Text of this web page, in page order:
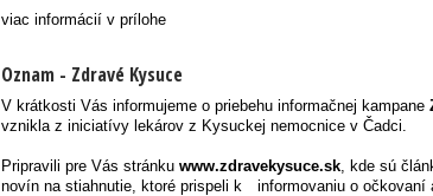
viac informácií v prílohe
Oznam - Zdravé Kysuce
V krátkosti Vás informujeme o priebehu informačnej kampane
vznikla z iniciatívy lekárov z Kysuckej nemocnice v Čadci.
Pripravili pre Vás stránku www.zdravekysuce.sk, kde sú
novín na stiahnutie, ktoré prispeli k informovaniu o očkovaní